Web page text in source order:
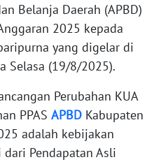
Belanja Daerah (APBD)
2025 kepada
yang digelar di
Selasa (19/8/2025).
Perubahan KUA
PPAS APBD Kabupaten
adalah kebijakan
Pendapatan Asli